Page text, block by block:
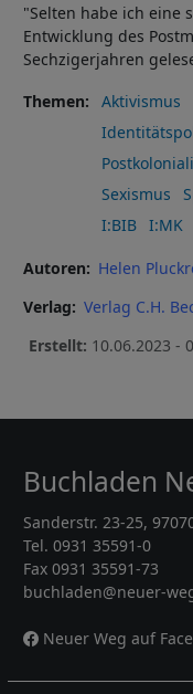
"Selten habe ich eine
Entwicklung des
Sechzigerjahren
Themen Aktivismus
Sexismus
I:BIB
I:MK
Autoren Helen
Verlag
Verlag C.H.
Erstellt: 10.06.2023 -
Buchladen
Sanderstr. 23-25,
Tel. 0931 35591-0
Fax 0931 35591-73
buchladen@neuer-
Neuer Weg auf